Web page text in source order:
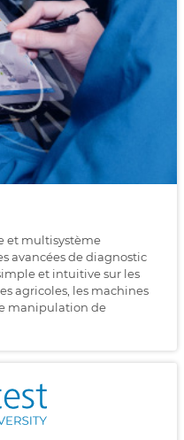
et multisystème
avancées de diagnostic
et intuitive sur les
agricoles, les machines
manipulation de